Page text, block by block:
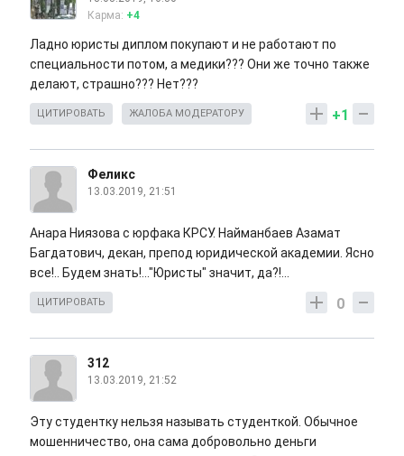
Карма: +4
Ладно юристы диплом покупают и не работают по
специальности потом, а медики??? Они же точно также
делают, страшно??? Нет???
+1
ЦИТИРОВАТЬ ЖАЛОБА МОДЕРАТОРУ
Феликс
13.03.2019, 21:51
Анара Ниязова с юрфака КРСУ. Найманбаев Азамат
Багдатович, декан, препод юридической академии. Ясно
все!.. Будем знать!..."Юристы" значит, да?!...
0
ЦИТИРОВАТЬ
312
13.03.2019, 21:52
Эту студентку нельзя называть студенткой. Обычное
мошенничество, она сама добровольно деньги